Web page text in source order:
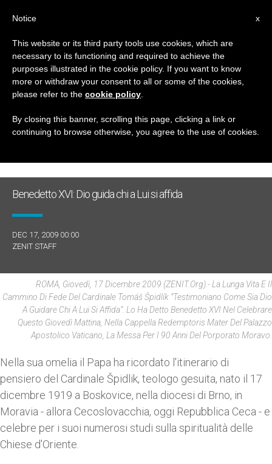
GIORNO
Dicembre 17th, 2009
ULTIME NOTIZIE
Benedetto XVI: Dio guida chi a Lui si affida
DEC 17, 2009 00:00
ZENIT STAFF
ROMA, Giovedì, 17 Dicembre 2009 (ZENIT.org).- La Lunga Vita E Il
Cammino Di Fede Del Cardinale Tomáš Špidlík “testimoniano Come Sia Dio
A Guidare Chi A Lui Si Affida”. Lo Ha Detto Benedetto XVI Nel Celebrare
Questo Giovedì Mattina, Nella CappellaRedemptoris MaterDel Palazzo
Apostolico Vaticano, La Messa Per I 90 Anni Del Porporato Moravo.
Nella sua omelia il Papa ha ricordato l'itinerario di
pensiero del Cardinale Špidlik, teologo gesuita, nato il 17
dicembre 1919 a Boskovice, nella diocesi di Brno, in
Moravia - allora Cecoslovacchia, oggi Repubblica Ceca - e
celebre per i suoi numerosi studi sulla spiritualità delle
Chiese d'Oriente.
x
Notice
This website or its third party tools use cookies, which are
necessary to its functioning and required to achieve the
purposes illustrated in the cookie policy. If you want to know
more or withdraw your consent to all or some of the cookies,
please refer to the cookie policy
By closing this banner, scrolling this page, clicking a link or
continuing to browse otherwise, you agree to the use of cookies.